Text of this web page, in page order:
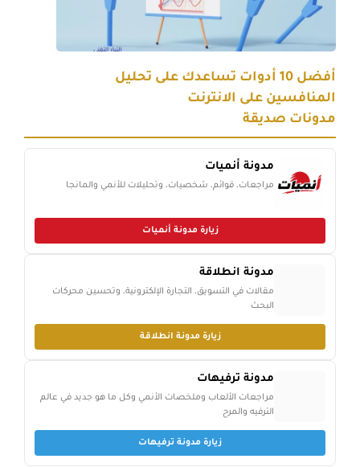
أفضل 10 أدوات تساعدك على تحليل
المنافسين على الانترنت
مدونات صديقة
مدونة أنميات
مراجعات، قوائم، شخصيات، وتحليلات للأنمي والمانجا
زيارة مدونة أنميات
مدونة انطلاقة
مقالات في التسويق، التجارة الإلكترونية، وتحسين محركات
البحث
زيارة مدونة انطلاقة
مدونة ترفيهات
مراجعات الألعاب وملخصات الأنمي وكل ما هو جديد في عالم
الترفيه والمرح
زيارة مدونة ترفيهات